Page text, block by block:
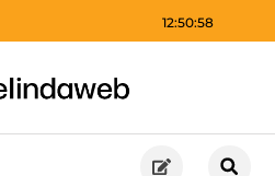
12:51:00